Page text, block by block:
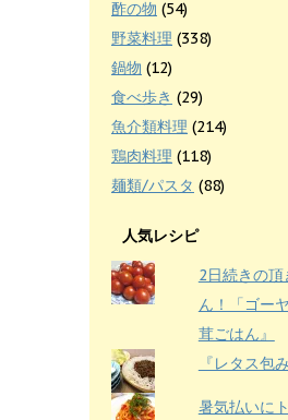
酢の物 (54)
野菜料理 (338)
鍋物 (12)
食べ歩き (29)
魚介類料理 (214)
鶏肉料理 (118)
麺類/パスタ (88)
人気レシピ
2日続きの頂
ん！「ゴー
茸ごはん』
『レタス包
暑気払いに